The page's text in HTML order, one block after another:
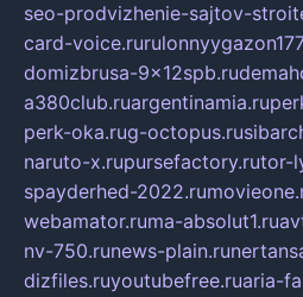
seo-prodvizhenie-sajtov-
card-voice.ru
domizbrusa-9x12spb.ru
a380club.ruargentinamia.ru
perk-oka.rug-octopus.ru
naruto-x.rupursefactory.rutor-
spayderhed-2022.ru
webamator.ruma-absolut1.ru
nv-750.runews-plain.ru
dizfiles.ruyoutubefree.ruaria-